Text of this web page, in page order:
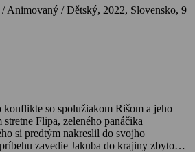
Animovaný / Dětský, 2022, Slovensko, 9
konflikte so spolužiakom Rišom a jeho
Flipa, zeleného panáčika
si predtým nakreslil do svojho
zavedie Jakuba do krajiny zbytočne